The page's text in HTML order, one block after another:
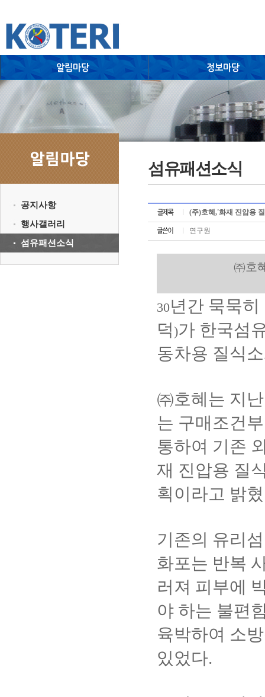
공지사항
행사갤러리
섬유패션소식
섬유패션소식
(주)호혜,'화재 진압용
연구원
㈜호
30년간 묵묵
덕)가 한국섬
동차용 질식
㈜호혜는 지
는 구매조건
통하여 기존
재 진압용 질
획이라고 밝
기존의 유리
화포는 반복
러져 피부에
야 하는 불편
육박하여 소
있었다.